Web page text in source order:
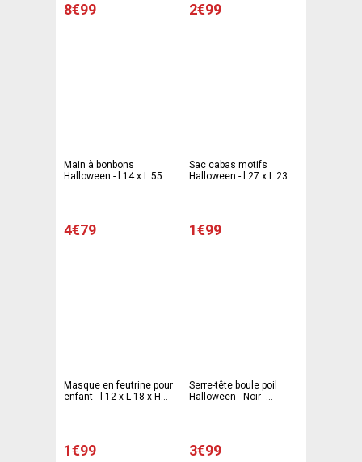
8€99 2€99
Main à bonbons
Halloween - l 14 x L 55
4€79
Sac cabas motifs
Halloween - l 27 x L 23
1€99
Masque en feutrine pour
enfant - l 12 x L 18 x H
1€99
Serre-tête boule poil
Halloween - Noir -
3€99